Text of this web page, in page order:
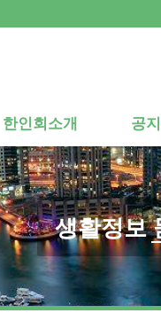
한인회소개 공
생활정보